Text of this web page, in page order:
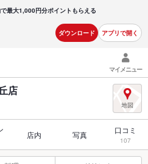
最大1,000円分ポイントもらえる
ダウンロード アプリで開く
マイメニュー
店
店内 写真 口コミ
107